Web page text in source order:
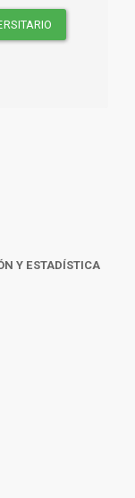
Y ESTADÍSTICA